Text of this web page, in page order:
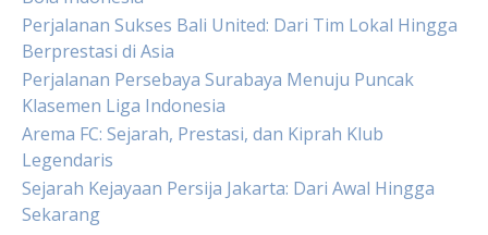
Perjalanan Sukses Bali United: Dari Tim Lokal Hingga
Berprestasi di Asia
Perjalanan Persebaya Surabaya Menuju Puncak
Klasemen Liga Indonesia
Arema FC: Sejarah, Prestasi, dan Kiprah Klub
Legendaris
Sejarah Kejayaan Persija Jakarta: Dari Awal Hingga
Sekarang